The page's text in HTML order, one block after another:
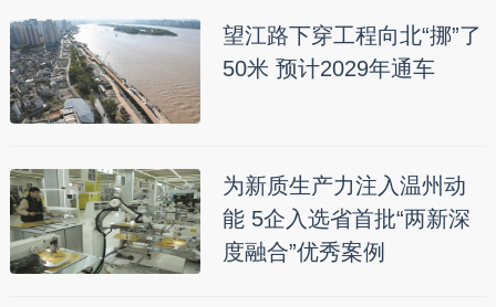
望江路下穿工程向北“挪”了
50米 预计2029年通车
为新质生产力注入温州动
能 5企入选省首批“两新深
度融合”优秀案例